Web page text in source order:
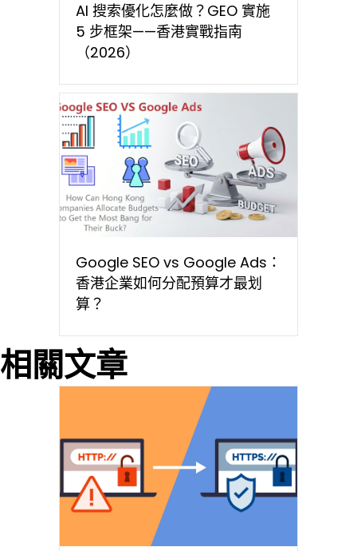
AI 搜索優化怎麼做？GEO 實施
5 步框架——香港實戰指南
（2026）
Google SEO vs Google Ads：
香港企業如何分配預算才最划
算？
相關文章